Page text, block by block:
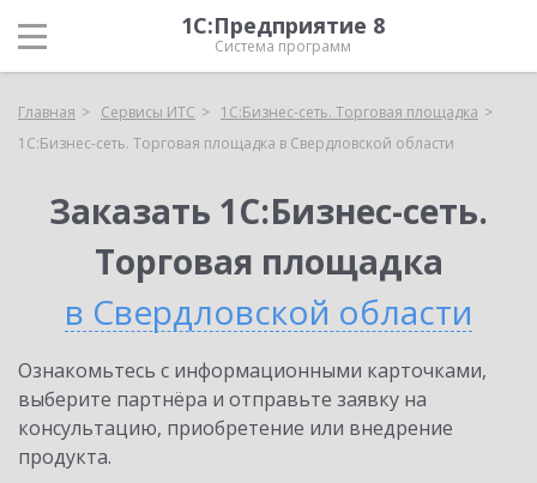
1С:Предприятие 8
Система программ
Главная Сервисы ИТС
1С:Бизнес-сеть. Торговая площадка
1С:Бизнес-сеть. Торговая площадка в Свердловской области
Заказать 1С:Бизнес-сеть.
Торговая площадка
в Свердловской области
Ознакомьтесь с информационными карточками,
выберите партнёра и отправьте заявку на
консультацию, приобретение или внедрение
продукта.